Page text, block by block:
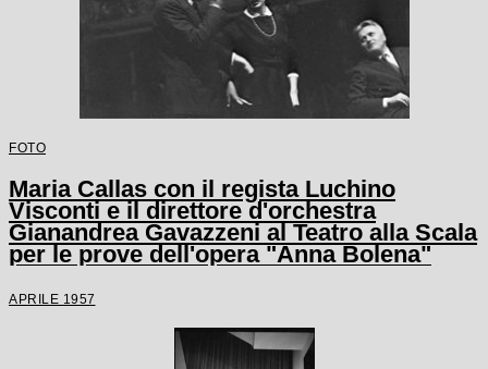
FOTO
Maria Callas con il regista Luchino
Visconti e il direttore d'orchestra
Gianandrea Gavazzeni al Teatro alla Scala
per le prove dell'opera "Anna Bolena"
APRILE 1957